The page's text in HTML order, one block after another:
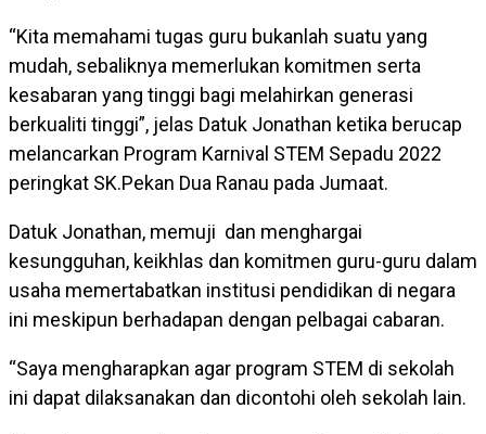
“Kita memahami tugas guru bukanlah suatu yang
mudah, sebaliknya memerlukan komitmen serta
kesabaran yang tinggi bagi melahirkan generasi
berkualiti tinggi”, jelas Datuk Jonathan ketika berucap
melancarkan Program Karnival STEM Sepadu 2022
peringkat SK.Pekan Dua Ranau pada Jumaat.
Datuk Jonathan, memuji dan menghargai
kesungguhan, keikhlas dan komitmen guru-guru dalam
usaha memertabatkan institusi pendidikan di negara
ini meskipun berhadapan dengan pelbagai cabaran.
“Saya mengharapkan agar program STEM di sekolah
ini dapat dilaksanakan dan dicontohi oleh sekolah lain.